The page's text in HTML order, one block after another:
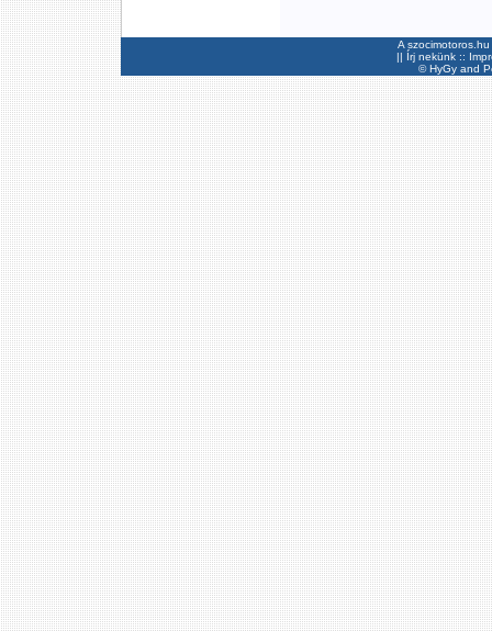
A
|| Írj nekünk ::
©HyGyand